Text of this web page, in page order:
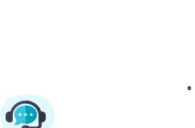
0
چت با پشتیبانی پارس‌کدرز